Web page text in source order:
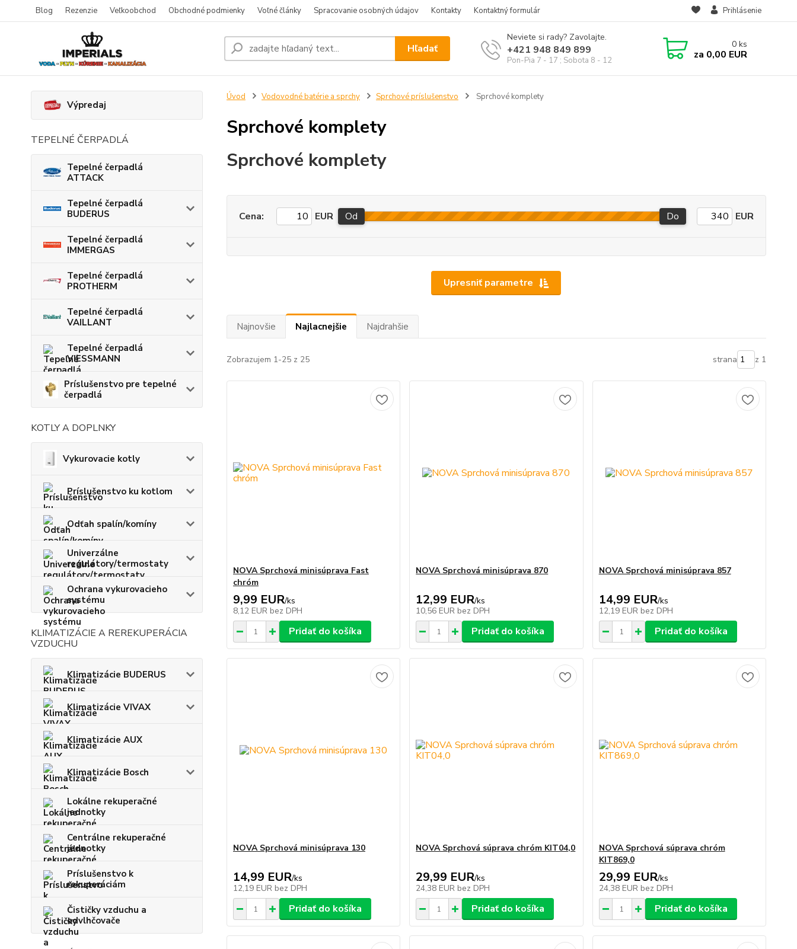
Blog Rezenzie Veľkoobchod Obchodné podmienky Voľné články Spracovanie osobných údajov Kontakty Kontaktný formulár Prihlásenie
Hľadať
Neviete si rady? Zavolajte.
+421 948 849 899
Pon-Pia 7 - 17 ; Sobota 8 - 12
0 ks
za 0,00 EUR
Výpredaj
TEPELNÉ ČERPADLÁ
Tepelné čerpadlá
ATTACK
Tepelné čerpadlá
BUDERUS
Tepelné čerpadlá
IMMERGAS
Tepelné čerpadlá
PROTHERM
Tepelné čerpadlá
VAILLANT
Tepelné čerpadlá
VIESSMANN
Príslušenstvo pre tepelné
čerpadlá
KOTLY A DOPLNKY
Vykurovacie kotly
Príslušenstvo ku kotlom
Odťah spalín/komíny
Univerzálne
regulátory/termostaty
Ochrana vykurovacieho
systému
KLIMATIZÁCIE A REREKUPERÁCIA
VZDUCHU
Klimatizácie BUDERUS
Klimatizácie VIVAX
Klimatizácie AUX
Klimatizácie Bosch
Lokálne rekuperačné
jednotky
Centrálne rekuperačné
jednotky
Príslušenstvo k
rekuperáciám
Čističky vzduchu a
odvlhčovače
Úvod Vodovodné batérie a sprchy Sprchové príslušenstvo Sprchové komplety
Sprchové komplety
Sprchové komplety
Upresniť parametre
Cena: EUR Od Do EUR
Najnovšie Najlacnejšie Najdrahšie
Zobrazujem 1-25 z 25 strana z 1
NOVA Sprchová minisúprava Fast
chróm
9,99 EUR/ks
8,12 EUR bez DPH
Pridať do košíka
NOVA Sprchová minisúprava 870
12,99 EUR/ks
10,56 EUR bez DPH
Pridať do košíka
NOVA Sprchová minisúprava 857
14,99 EUR/ks
12,19 EUR bez DPH
Pridať do košíka
NOVA Sprchová minisúprava 130
14,99 EUR/ks
12,19 EUR bez DPH
Pridať do košíka
NOVA Sprchová súprava chróm KIT04,0
29,99 EUR/ks
24,38 EUR bez DPH
Pridať do košíka
NOVA Sprchová súprava chróm
KIT869,0
29,99 EUR/ks
24,38 EUR bez DPH
Pridať do košíka